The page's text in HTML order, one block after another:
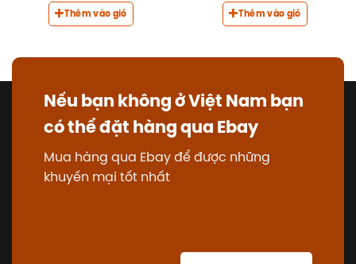
Thêm vào giỏ Thêm vào giỏ
Nếu bạn không ở Việt Nam bạn
có thể đặt hàng qua Ebay
Mua hàng qua Ebay để được những
khuyến mại tốt nhất